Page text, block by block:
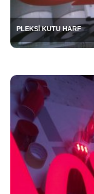
PLEKSİ KUTU HARF